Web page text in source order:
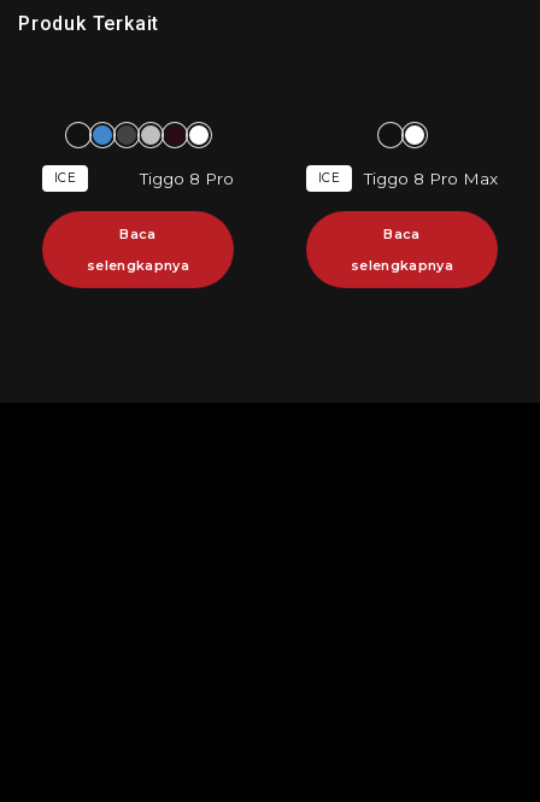
Produk Terkait
ICE Tiggo 8 Pro
Baca
selengkapnya
ICE Tiggo 8 Pro Max
Baca
selengkapnya